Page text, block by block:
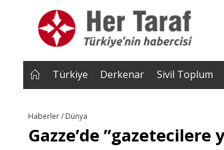
• Türkiye, Pakistan ve Suudi
Mekke Anlaşması
Türkiye Derkenar Sivil Toplum
Haberler / Dünya
Gazze’de